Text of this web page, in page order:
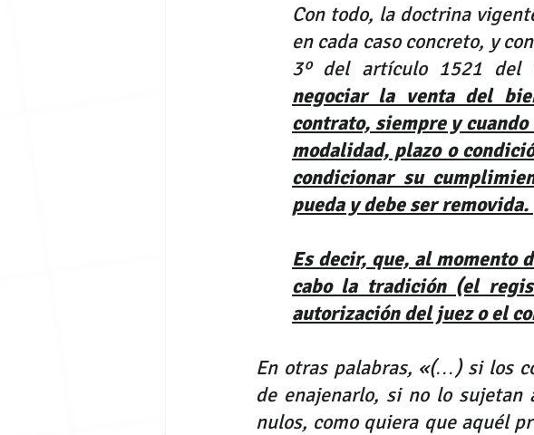
Con todo, la doctrina
en cada caso concreto, y
3º del artículo 1521 del
negociar la venta del
contrato, siempre y
modalidad, plazo o
condicionar su
pueda y debe ser removida.
Es decir, que, al momento
cabo la tradición (el
autorización del juez o el
En otras palabras, «(…) si los
de enajenarlo, si no lo
nulos, como quiera que aquél